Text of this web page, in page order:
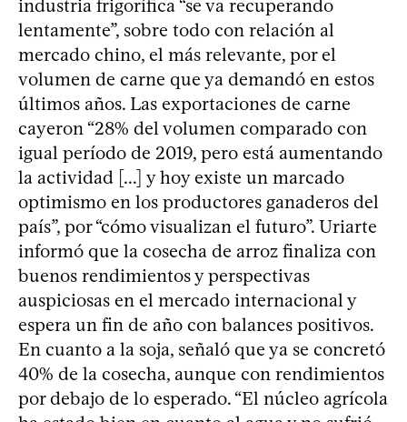
industria frigorífica “se va recuperando
lentamente”, sobre todo con relación al
mercado chino, el más relevante, por el
volumen de carne que ya demandó en estos
últimos años. Las exportaciones de carne
cayeron “28% del volumen comparado con
igual período de 2019, pero está aumentando
la actividad [...] y hoy existe un marcado
optimismo en los productores ganaderos del
país”, por “cómo visualizan el futuro”. Uriarte
informó que la cosecha de arroz finaliza con
buenos rendimientos y perspectivas
auspiciosas en el mercado internacional y
espera un fin de año con balances positivos.
En cuanto a la soja, señaló que ya se concretó
40% de la cosecha, aunque con rendimientos
por debajo de lo esperado. “El núcleo agrícola